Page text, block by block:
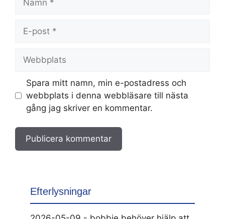
post
Spara mitt namn, min e-postadress och
webbplats i denna webbläsare till nästa
gång jag skriver en kommentar.
Efterlysningar